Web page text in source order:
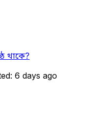
থাকে?
6 days ago